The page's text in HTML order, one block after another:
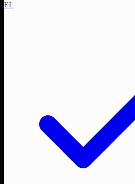
EL